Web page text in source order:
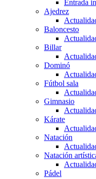
Entrada
Ajedrez
Baloncesto
Billar
Dominó
Fútbol sala
Gimnasio
Kárate
Natación
Natación
Pádel